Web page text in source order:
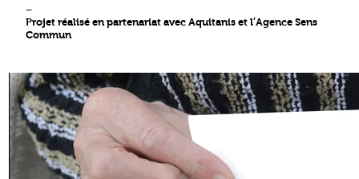
–
Projet réalisé en partenariat avec Aquitanis et l’Agence Sens
Commun